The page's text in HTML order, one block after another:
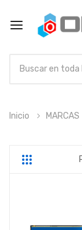
alInicio MARCAS
Parrilla